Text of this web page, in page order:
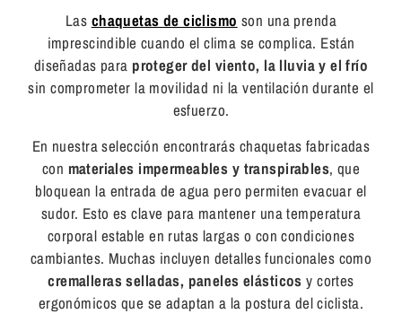
Las chaquetas de ciclismo son una prenda
imprescindible cuando el clima se complica. Están
diseñadas para proteger del viento, la lluvia y el frío
sin comprometer la movilidad ni la ventilación durante el
esfuerzo.
En nuestra selección encontrarás chaquetas fabricadas
con materiales impermeables y transpirables, que
bloquean la entrada de agua pero permiten evacuar el
sudor. Esto es clave para mantener una temperatura
corporal estable en rutas largas o con condiciones
cambiantes. Muchas incluyen detalles funcionales como
cremalleras selladas, paneles elásticos y cortes
ergonómicos que se adaptan a la postura del ciclista.